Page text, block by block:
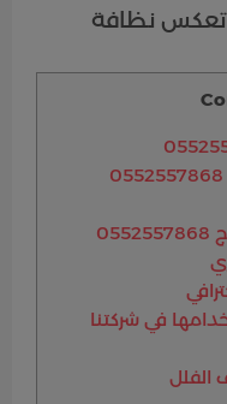
تعكس نظافة
في شركتنا
الفلل